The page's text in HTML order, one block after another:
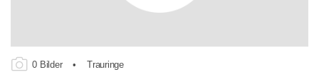
0 Bilder • Trauringe